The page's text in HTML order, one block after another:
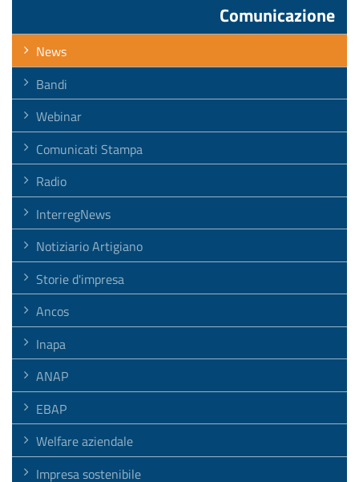
Comunicazione
News
Bandi
Webinar
Comunicati Stampa
Radio
InterregNews
Notiziario Artigiano
Storie d'impresa
Ancos
Inapa
ANAP
EBAP
Welfare aziendale
Impresa sostenibile